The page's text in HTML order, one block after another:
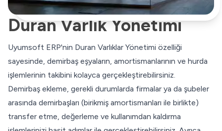
Duran Varlık Yönetimi
Uyumsoft ERP'nin Duran Varlıklar Yönetimi özelliği
sayesinde, demirbaş eşyaların, amortismanlarının ve hurda
işlemlerinin takibini kolayca gerçekleştirebilirsiniz.
Demirbaş ekleme, gerekli durumlarda firmalar ya da şubeler
arasında demirbaşları (birikmiş amortismanları ile birlikte)
transfer etme, değerleme ve kullanımdan kaldırma